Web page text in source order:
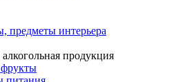
предметы интерьера
продукция